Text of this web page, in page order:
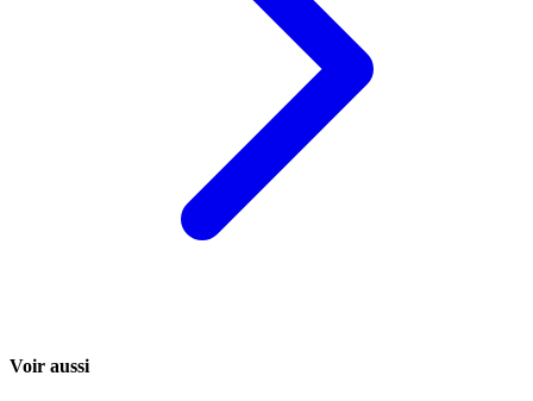
Voir aussi